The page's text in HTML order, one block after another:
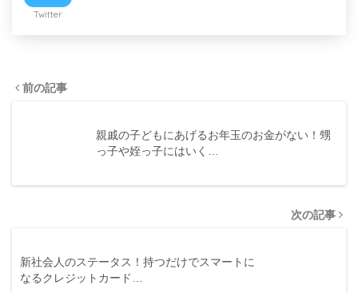
Twitter
前の記事
親戚の子どもにあげるお年玉のお金がない！甥
っ子や姪っ子にはいく…
次の記事
新社会人のステータス！持つだけでスマートに
なるクレジットカード…